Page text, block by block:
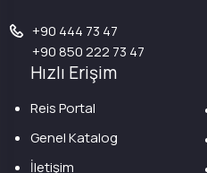
+90 444 73 47
+90 850 222 73 47
Hızlı Erişim
Reis Portal
Genel Katalog
İletişim